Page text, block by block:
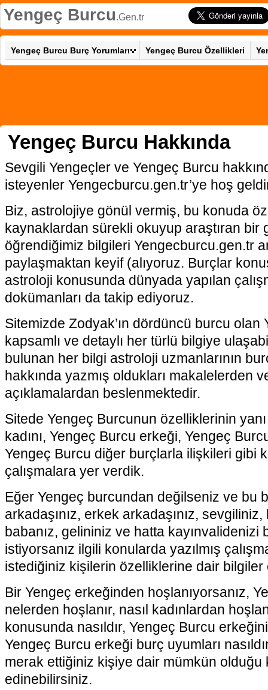
Yengeç Burcu.Gen.tr
Yengeç Burcu Burç Yorumları Yengeç Burcu Özellikleri
Yengeç Burcu Hakkında
Sevgili Yengeçler ve Yengeç Burcu
isteyenler Yengecburcu.gen.tr’ye hoş
Biz, astrolojiye gönül vermiş, bu konuda
kaynaklardan sürekli okuyup araştıran bir
öğrendiğimiz bilgileri Yengecburcu.gen.tr
paylaşmaktan keyif (alıyoruz. Burçlar
astroloji konusunda dünyada yapılan
dokümanları da takip ediyoruz.
Sitemizde Zodyak’ın dördüncü burcu
kapsamlı ve detaylı her türlü bilgiye
bulunan her bilgi astroloji uzmanlarının
hakkında yazmış oldukları makalelerden
açıklamalardan beslenmektedir.
Sitede Yengeç Burcunun özelliklerinin
kadını, Yengeç Burcu erkeği, Yengeç
Yengeç Burcu diğer burçlarla ilişkileri gibi
çalışmalara yer verdik.
Eğer Yengeç burcundan değilseniz ve bu
arkadaşınız, erkek arkadaşınız,
babanız, gelininiz ve hatta kayınvalidenizi
istiyorsanız ilgili konularda yazılmış
istediğiniz kişilerin özelliklerine dair
Bir Yengeç erkeğinden hoşlanıyorsanız,
nelerden hoşlanır, nasıl kadınlardan
konusunda nasıldır, Yengeç Burcu
Yengeç Burcu erkeği burç uyumları
merak ettiğiniz kişiye dair mümkün olduğu
edinebilirsiniz.